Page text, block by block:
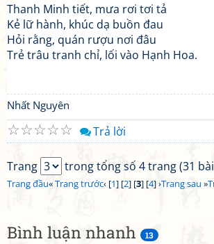
Bình luận nhanh 13
Thanh Minh tiết, mưa rơi tơi tả
Kẻ lữ hành, khúc dạ buồn đau
Hỏi rằng, quán rượu nơi đâu
Trẻ trâu tranh chỉ, lối vào Hạnh Hoa.
Nhất Nguyên
☆
☆
☆
☆
☆ Trả lời
Trang trong tổng số 4 trang (31
Trang đầu«Trang trước‹ [1] [2] [3] [4] ›Trang sau »